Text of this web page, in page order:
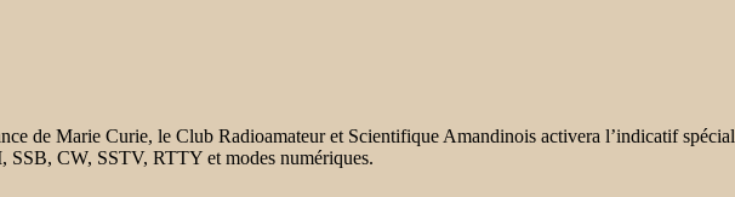
de Marie Curie, le Club Radioamateur et Scientifique Amandinois activera l’indicatif spécial
SSB, CW, SSTV, RTTY et modes numériques.